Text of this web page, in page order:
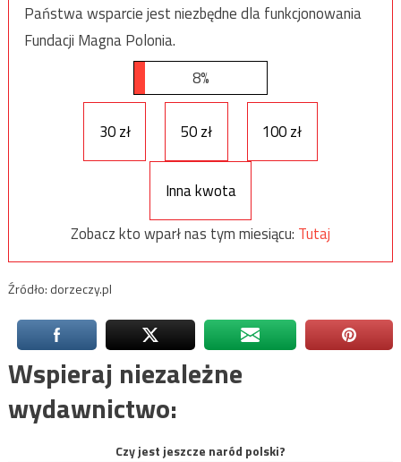
Państwa wsparcie jest niezbędne dla funkcjonowania
Fundacji Magna Polonia.
8%
30 zł 50 zł 100 zł
Inna kwota
Zobacz kto wparł nas tym miesiącu: Tutaj
Źródło: dorzeczy.pl
Wspieraj niezależne
wydawnictwo:
Czy jest jeszcze naród polski?